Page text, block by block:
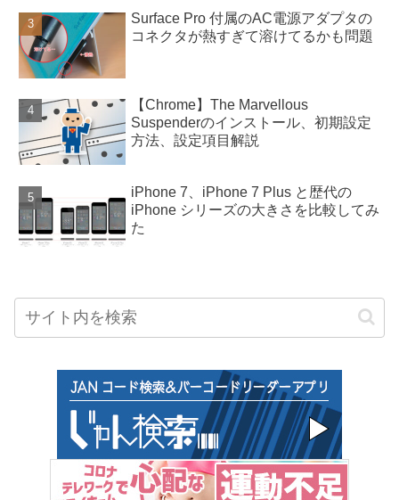
Surface Pro 付属のAC電源アダプタの
コネクタが熱すぎて溶けてるかも問題
【Chrome】The Marvellous
Suspenderのインストール、初期設定
方法、設定項目解説
iPhone 7、iPhone 7 Plus と歴代の
iPhone シリーズの大きさを比較してみ
た